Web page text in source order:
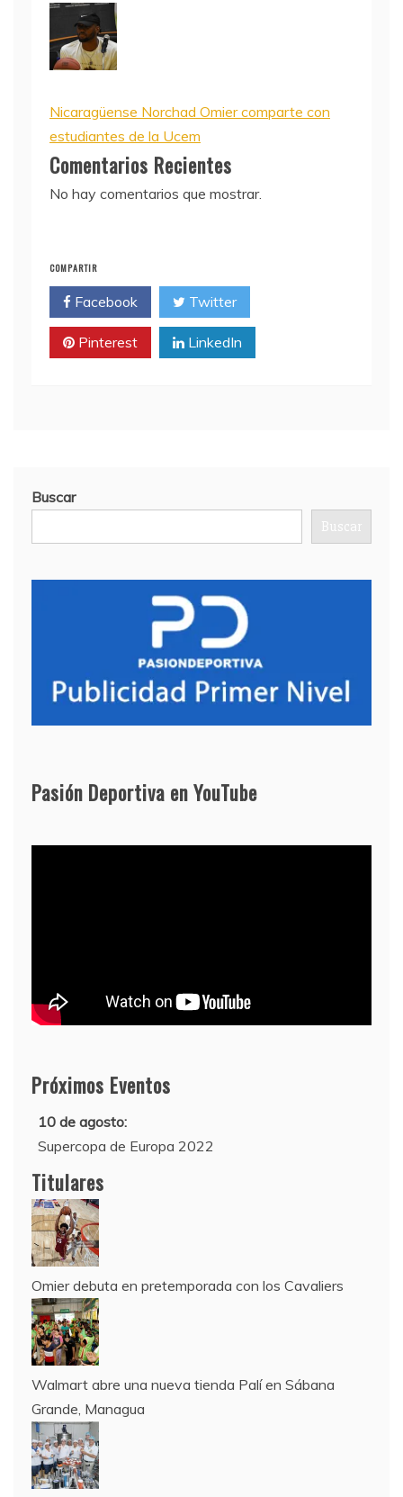
Nicaragüense Norchad Omier comparte con
estudiantes de la Ucem
Comentarios Recientes
No hay comentarios que mostrar.
COMPARTIR
Facebook Twitter
Pinterest LinkedIn
Buscar
Buscar
Pasión Deportiva en YouTube
Próximos Eventos
10 de agosto:
Supercopa de Europa 2022
11 al 21 de agosto:
Campeonato Europeo de Natación 2022
12 de agosto:
Empieza La Liga 2022-2023
Titulares
Omier debuta en pretemporada con los Cavaliers
Walmart abre una nueva tienda Palí en Sábana
Grande, Managua